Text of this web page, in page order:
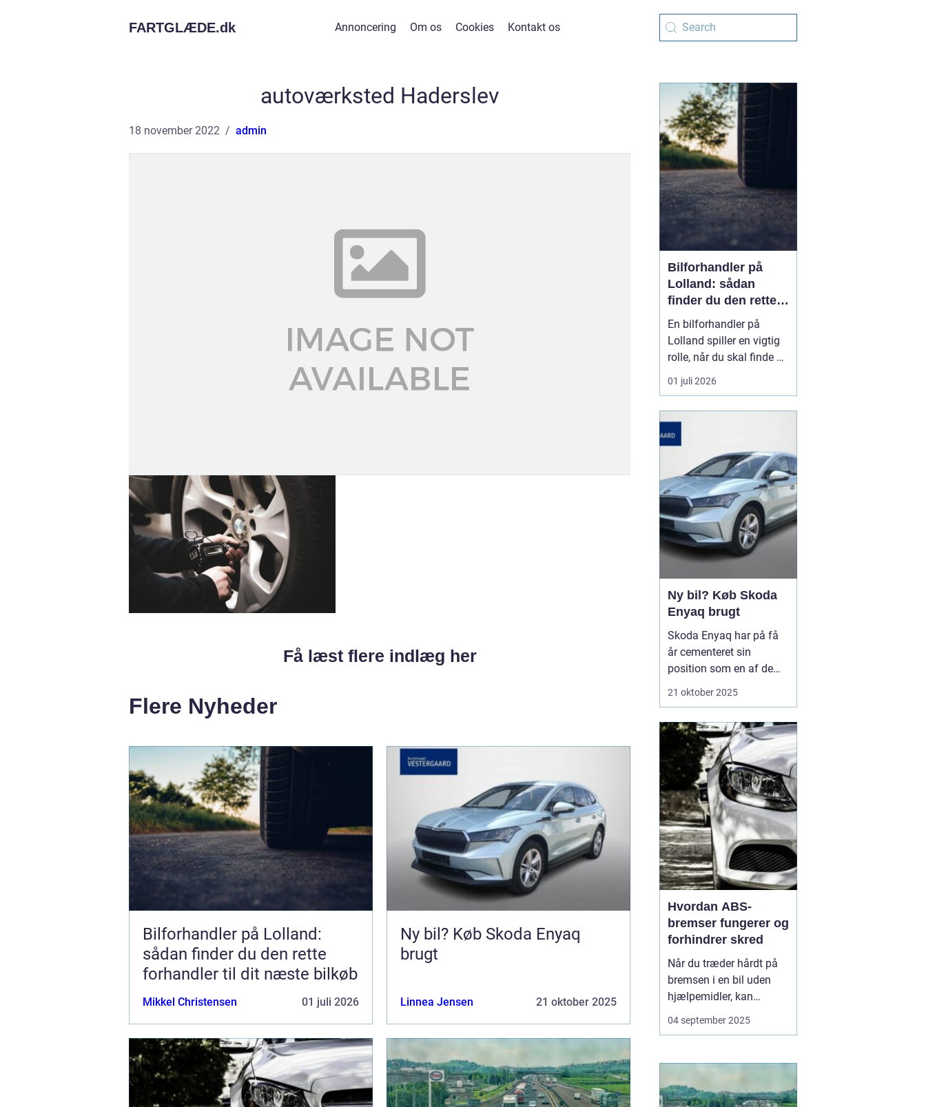
FARTGLÆDE.dk Annoncering Om os Cookies Kontakt os
autoværksted Haderslev
18 november 2022 admin
Få læst flere indlæg her
Flere Nyheder
Bilforhandler på Lolland:
sådan finder du den rette
forhandler til dit næste bilkøb
Mikkel Christensen 01 juli 2026
Ny bil? Køb Skoda Enyaq
brugt
Linnea Jensen 21 oktober 2025
Bilforhandler på
Lolland: sådan
finder du den rette
forhandler til dit
næste bilkøb
En bilforhandler på
Lolland spiller en vigtig
rolle, når du skal finde en
brugt bil, du kan stole på
i mange år. For mange er
hverdagen, og derfor
handler det ikke kun om
pris, men også om ...
01 juli 2026
Ny bil? Køb Skoda
Enyaq brugt
Skoda Enyaq har på få
år cementeret sin
position som en af de
mest populære elbiler på
ønsker at køre grønt
uden at gå på komp...
21 oktober 2025
Hvordan ABS-
bremser fungerer og
forhindrer skred
Når du træder hårdt på
bremsen i en bil uden
hjælpemidler, kan
hjulene låse sig fast, og
bilen mister vejgrebet.
bilen skrider eller bliver
undgå dette...
04 september 2025